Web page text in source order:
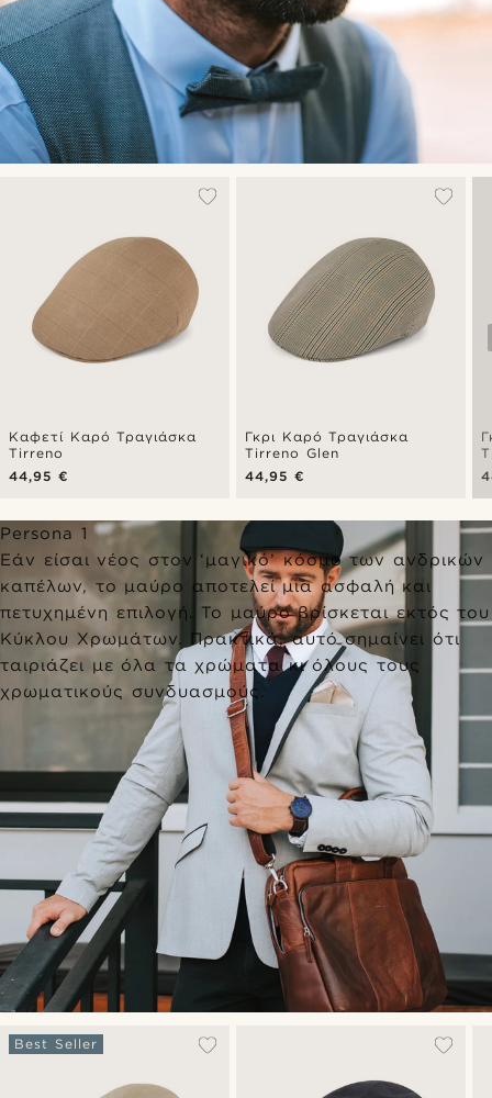
Καφετί Καρό Τραγιάσκα
Tirreno
44,95 €
Γκρι Καρό Τραγιάσκα
Tirreno Glen
44,95 €
Persona 1
Εάν είσαι νέος στον ‘μαγικό’ κόσμο των ανδρικών
καπέλων, το μαύρο αποτελεί μια ασφαλή και
πετυχημένη επιλογή. Το μαύρο βρίσκεται εκτός του
Κύκλου Χρωμάτων. Πρακτικά, αυτό σημαίνει ότι
ταιριάζει με όλα τα χρώματα κι όλους τους
χρωματικούς συνδυασμούς.
Best Seller